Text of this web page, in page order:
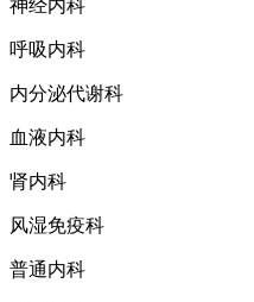
神经内科
呼吸内科
内分泌代谢科
血液内科
肾内科
风湿免疫科
普通内科